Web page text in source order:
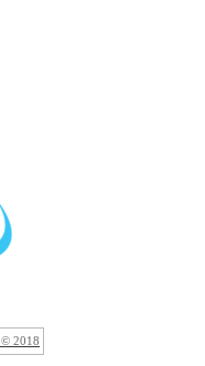
2018